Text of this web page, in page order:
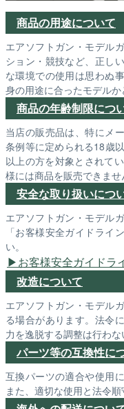
商品の用途について
エアソフトガン・モデル
ション・競技など、正し
な環境での使用は思わぬ
身の用途に合ったモデルか
商品の年齢制限につ
当店の販売品は、特にメ
条例等に定められる18歳
以上の方を対象とされて
様には商品を販売できませ
安全な取り扱いにつ
エアソフトガン・モデル
「お客様安全ガイドライ
い。
お客様安全ガイドラ
改造について
エアソフトガン・モデル
る場合があります。法令
力を逸脱する調整は行わな
パーツ等の互換性に
互換パーツの適合や使用
また、適切な使用と法令順